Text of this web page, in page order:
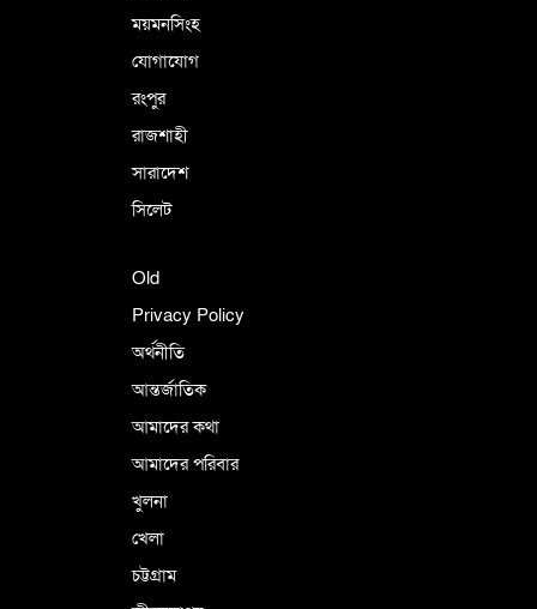
ময়মনসিংহ
যোগাযোগ
রংপুর
রাজশাহী
সারাদেশ
সিলেট
Old
Privacy Policy
অর্থনীতি
আন্তর্জাতিক
আমাদের কথা
আমাদের পরিবার
খুলনা
খেলা
চট্টগ্রাম